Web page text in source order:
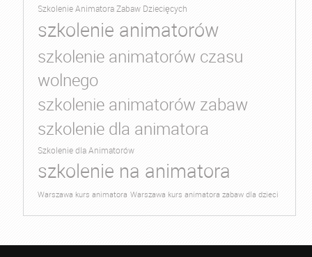
Szkolenie Animatora Zabaw Dziecięcych
szkolenie animatorów
szkolenie animatorów czasu
wolnego
szkolenie animatorów zabaw
szkolenie dla animatora
Szkolenie dla Animatorów
szkolenie na animatora
Warszawa kurs animatora Warszawa kurs animatora zabaw dla dzieci